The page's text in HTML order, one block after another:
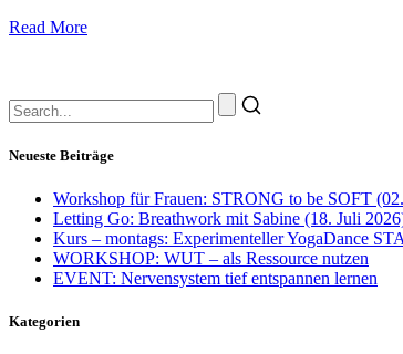
Read More
Neueste Beiträge
Workshop für Frauen: STRONG to be SOFT
Letting Go: Breathwork mit Sabine (18. Juli
Kurs – montags: Experimenteller YogaDance
WORKSHOP: WUT – als Ressource nutzen
EVENT: Nervensystem tief entspannen lernen
Kategorien